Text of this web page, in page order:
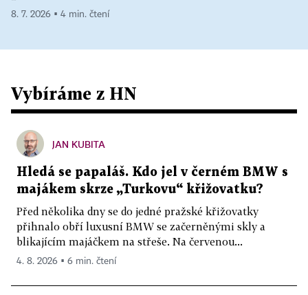
8. 7. 2026 ▪ 4 min. čtení
Vybíráme z HN
JAN KUBITA
Hledá se papaláš. Kdo jel v černém BMW s
majákem skrze „Turkovu“ křižovatku?
Před několika dny se do jedné pražské křižovatky
přihnalo obří luxusní BMW se začerněnými skly a
blikajícím majáčkem na střeše. Na červenou...
4. 8. 2026 ▪ 6 min. čtení